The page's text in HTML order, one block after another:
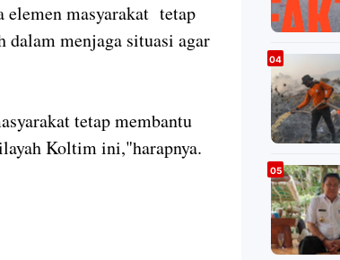
masyarakat tetap
menjaga situasi agar
tetap membantu
Koltim ini,"harapnya.